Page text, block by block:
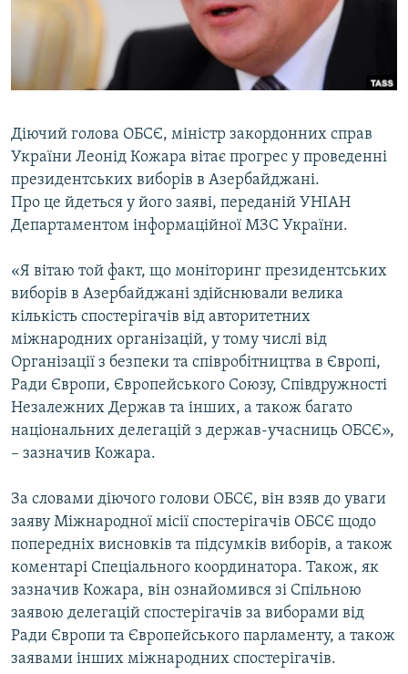
ВІДЕОУРОКИ «ELIFBE»
СВІДЧЕННЯ ОКУПАЦІЇ
УКРАЇНСЬКА ПРОБЛЕМА КРИМУ
Qırımtatar
Усі сайти RFE/RL
Діючий голова ОБСЄ, міністр закордонних справ
України Леонід Кожара вітає прогрес у проведенні
президентських виборів в Азербайджані.
Про це йдеться у його заяві, переданій УНІАН
Департаментом інформаційної МЗС України.
«Я вітаю той факт, що моніторинг президентських
виборів в Азербайджані здійснювали велика
кількість спостерігачів від авторитетних
міжнародних організацій, у тому числі від
Організації з безпеки та співробітництва в Європі,
Ради Європи, Європейського Союзу, Співдружності
Незалежних Держав та інших, а також багато
національних делегацій з держав-учасниць ОБСЄ»,
– зазначив Кожара.
За словами діючого голови ОБСЄ, він взяв до уваги
заяву Міжнародної місії спостерігачів ОБСЄ щодо
попередніх висновків та підсумків виборів, а також
коментарі Спеціального координатора. Також, як
зазначив Кожара, він ознайомився зі Спільною
заявою делегацій спостерігачів за виборами від
Ради Європи та Європейського парламенту, а також
заявами інших міжнародних спостерігачів.